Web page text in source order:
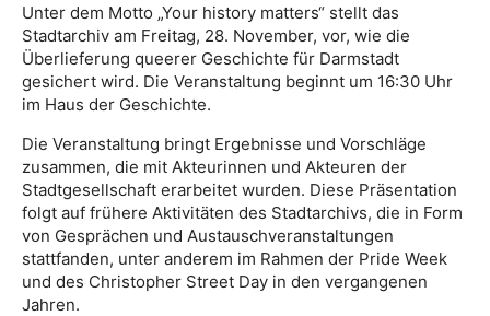
Unter dem Motto „Your history matters“ stellt das
Stadtarchiv am Freitag, 28. November, vor, wie die
Überlieferung queerer Geschichte für Darmstadt
gesichert wird. Die Veranstaltung beginnt um 16:30 Uhr
im Haus der Geschichte.
Die Veranstaltung bringt Ergebnisse und Vorschläge
zusammen, die mit Akteurinnen und Akteuren der
Stadtgesellschaft erarbeitet wurden. Diese Präsentation
folgt auf frühere Aktivitäten des Stadtarchivs, die in Form
von Gesprächen und Austauschveranstaltungen
stattfanden, unter anderem im Rahmen der Pride Week
und des Christopher Street Day in den vergangenen
Jahren.